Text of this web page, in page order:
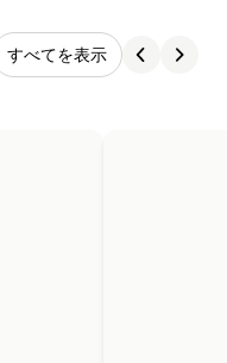
すべてを表示